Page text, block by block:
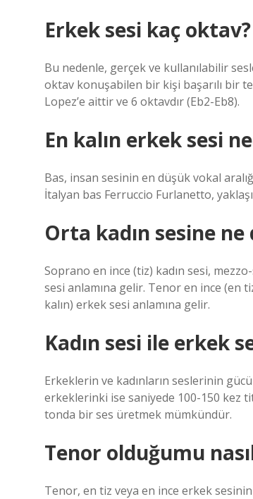
Erkek sesi kaç oktav?
Bu nedenle, gerçek ve kullanılabilir
oktav konuşabilen bir kişi başarılı bir
Lopez’e aittir ve 6 oktavdır (Eb2-Eb8).
En kalın erkek sesi
Bas, insan sesinin en düşük vokal
İtalyan bas Ferruccio Furlanetto,
Orta kadın sesine ne
Soprano en ince (tiz) kadın sesi,
sesi anlamına gelir. Tenor en ince (en
kalın) erkek sesi anlamına gelir.
Kadın sesi ile erkek
Erkeklerin ve kadınların seslerinin
erkeklerinki ise saniyede 100-150 kez
tonda bir ses üretmek mümkündür.
Tenor olduğumu
Tenor, en tiz veya en ince erkek